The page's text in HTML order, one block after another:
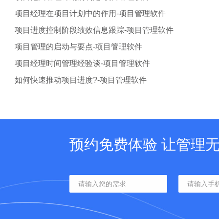
项目经理在项目计划中的作用-项目管理软件
项目进度控制阶段绩效信息跟踪-项目管理软件
项目管理的启动与要点-项目管理软件
项目经理时间管理经验谈-项目管理软件
如何快速推动项目进度?-项目管理软件
预约免费体验 让管理